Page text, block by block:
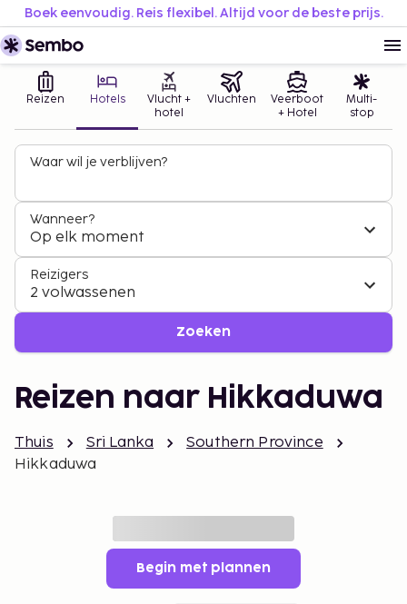
Boek eenvoudig. Reis flexibel. Altijd voor de beste prijs.
Reizen Hotels
Vlucht +
hotel
Vluchten
Veerboot
+ Hotel
Multi-
stop
Waar wil je verblijven?
Wanneer?
Op elk moment
Reizigers
2 volwassenen
Zoeken
Reizen naar Hikkaduwa
Thuis Sri Lanka
Southern Province
Hikkaduwa
Begin met plannen